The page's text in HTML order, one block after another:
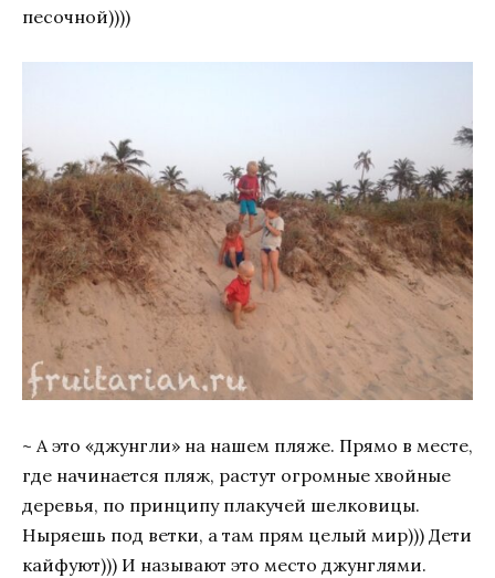
песочной))))
~ А это «джунгли» на нашем пляже. Прямо в месте,
где начинается пляж, растут огромные хвойные
деревья, по принципу плакучей шелковицы.
Ныряешь под ветки, а там прям целый мир))) Дети
кайфуют))) И называют это место джунглями.